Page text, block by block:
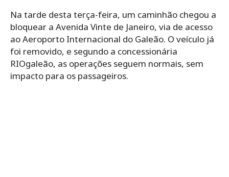
Na tarde desta terça-feira, um caminhão chegou a
bloquear a Avenida Vinte de Janeiro, via de acesso
ao Aeroporto Internacional do Galeão. O veículo já
foi removido, e segundo a concessionária
RIOgaleão, as operações seguem normais, sem
impacto para os passageiros.